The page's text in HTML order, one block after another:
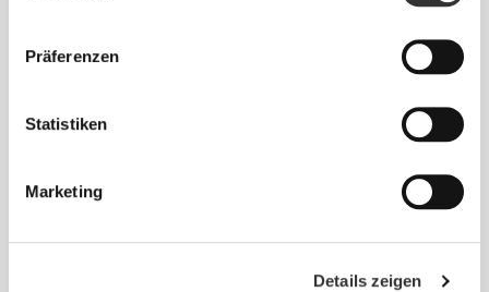
Präferenzen
Statistiken
Marketing
Details zeigen
RevoKnit
ist eine von Prozis entwickelte
leistungsstarke, hautähnliche Kleidungsstücke mit
verbesserter Dehnbarkeit, Halt und Komfort schafft.
schonender für die Umwelt.